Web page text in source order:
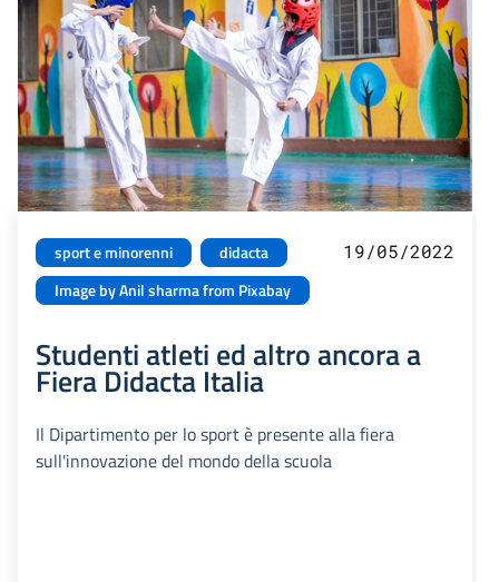
sport e minorenni
didacta
Image by Anil sharma from Pixabay
19/05/2022
Studenti atleti ed altro ancora a
Fiera Didacta Italia
Il Dipartimento per lo sport è presente alla fiera
sull'innovazione del mondo della scuola